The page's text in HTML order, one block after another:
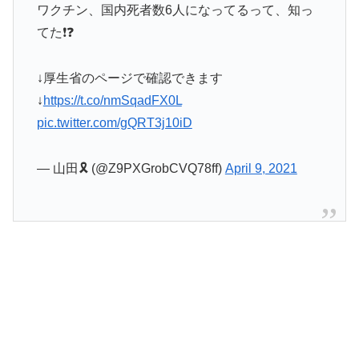
ワクチン、国内死者数6人になってるって、知っ
てた❗️❓
↓厚生省のページで確認できます
↓ https://t.co/nmSqadFX0L
pic.twitter.com/gQRT3j10iD
— 山田🎗 (@Z9PXGrobCVQ78ff) April 9, 2021